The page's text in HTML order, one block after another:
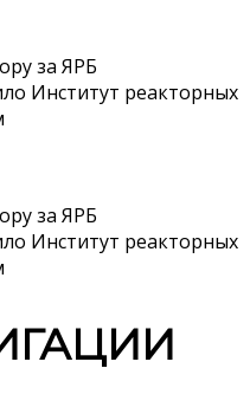
за ЯРБ
Институт реакторных
за ЯРБ
Институт реакторных